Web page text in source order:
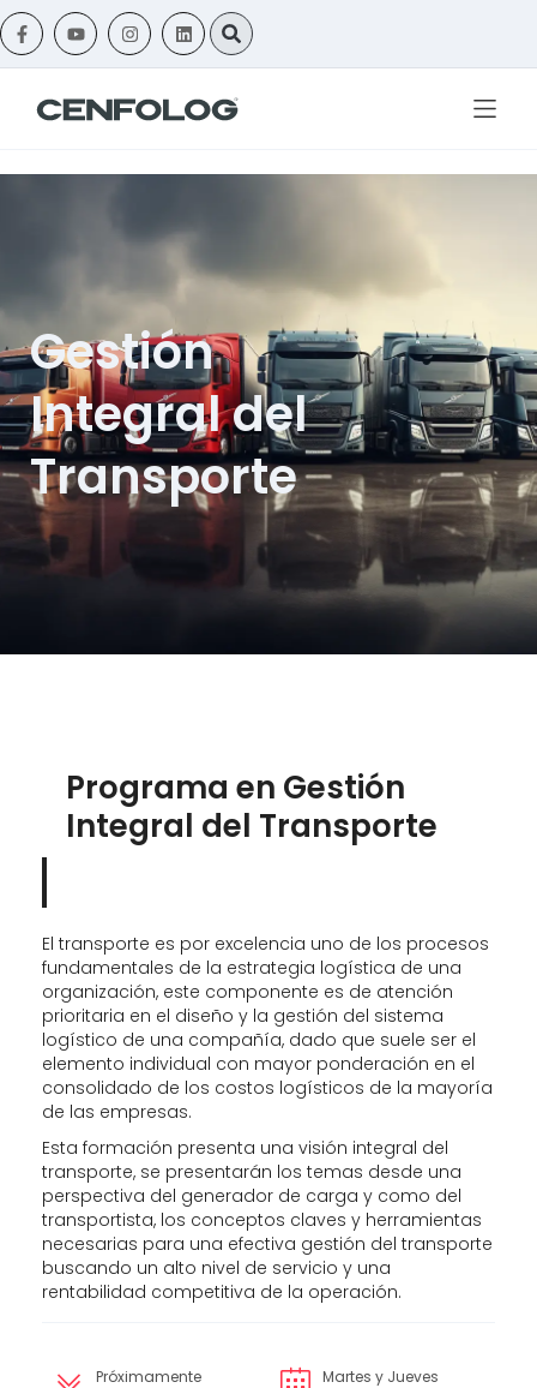
Gestión
Integral del
Transporte
Programa en Gestión
Integral del Transporte
El transporte es por excelencia uno de los procesos
fundamentales de la estrategia logística de una
organización, este componente es de atención
prioritaria en el diseño y la gestión del sistema
logístico de una compañía, dado que suele ser el
elemento individual con mayor ponderación en el
consolidado de los costos logísticos de la mayoría
de las empresas.
Esta formación presenta una visión integral del
transporte, se presentarán los temas desde una
perspectiva del generador de carga y como del
transportista, los conceptos claves y herramientas
necesarias para una efectiva gestión del transporte
buscando un alto nivel de servicio y una
rentabilidad competitiva de la operación.
Próximamente Martes y Jueves